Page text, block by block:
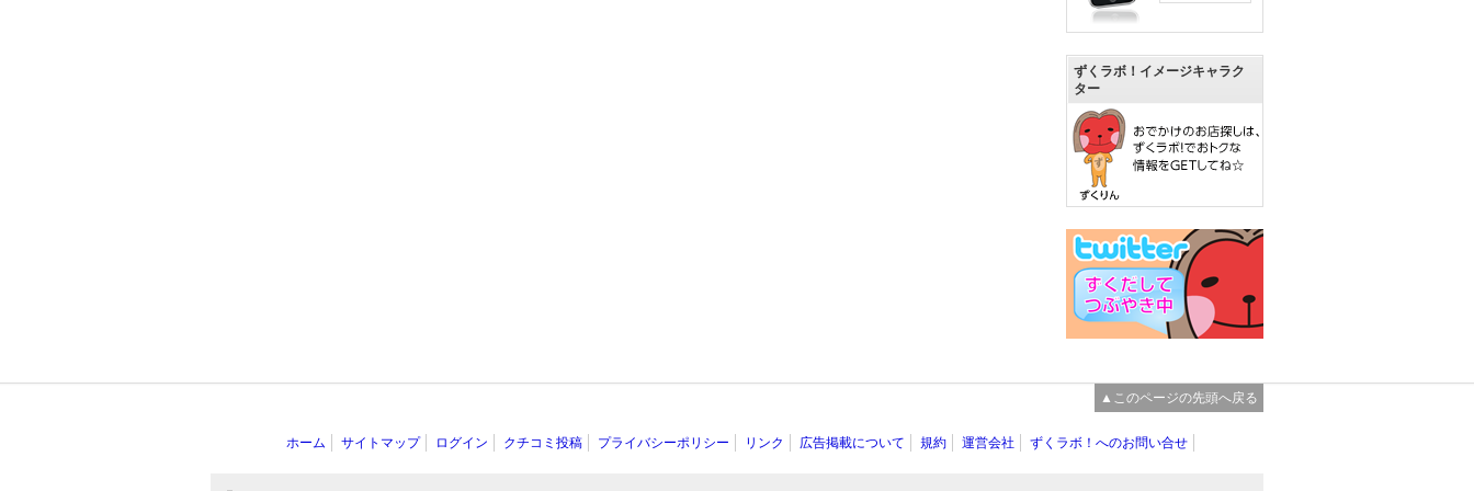
ずくラボ！イメージキャラク
ター
▲このページの先頭へ戻る
ホーム サイトマップ ログイン クチコミ投稿 プライバシーポリシー リンク 広告掲載について 規約 運営会社 ずくラボ！へのお問い合せ